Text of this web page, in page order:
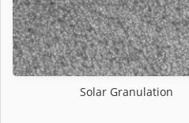
Solar Granulation